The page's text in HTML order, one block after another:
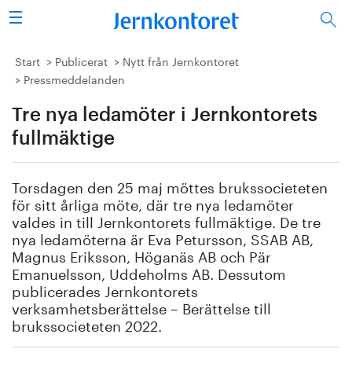
Sök
Stålindustrin
Forskning/utbildning
Energi/miljö
Vi tycker
Publicerat
Bildbank
Om oss
Start Publicerat
Nytt från Jernkontoret
Pressmeddelanden
Tre nya ledamöter i Jernkontorets
fullmäktige
Torsdagen den 25 maj möttes brukssocieteten
för sitt årliga möte, där tre nya ledamöter
valdes in till Jernkontorets fullmäktige. De tre
nya ledamöterna är Eva Petursson, SSAB AB,
Magnus Eriksson, Höganäs AB och Pär
Emanuelsson, Uddeholms AB. Dessutom
publicerades Jernkontorets
verksamhetsberättelse – Berättelse till
brukssocieteten 2022.